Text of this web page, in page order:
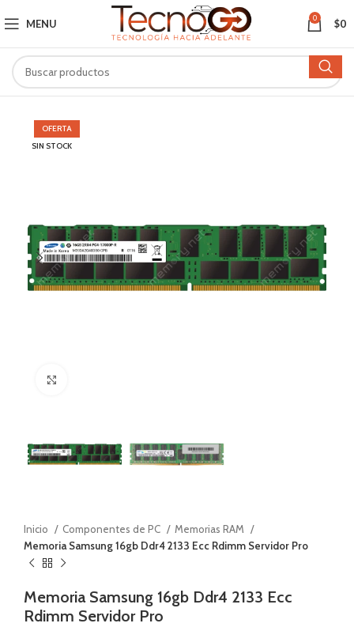
MENU 0 $0
OFERTA
SIN STOCK
Inicio Componentes de PC
Memorias RAM
Memoria Samsung 16gb Ddr4 2133 Ecc Rdimm Servidor Pro
Memoria Samsung 16gb Ddr4 2133 Ecc
Rdimm Servidor Pro